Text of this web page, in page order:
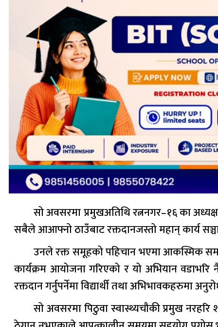
सो अवसरमा प्रमुखअतिथि रत्ननगर–१६ का
सबैले आआफ्नो ठाउँबाट रक्तदानजस्तो महान् कार्य
उनले रक्त समूहको पहिचान भएमा आकस्मिक
कार्यक्रम आयोजना गरिएको र यो अभियान
रक्तदान गर्नुपर्नेमा विद्यार्थी तथा अभिभावकहरुमा
सो अवसरमा पिठुवा स्वास्थ्यचौकी प्रमुख